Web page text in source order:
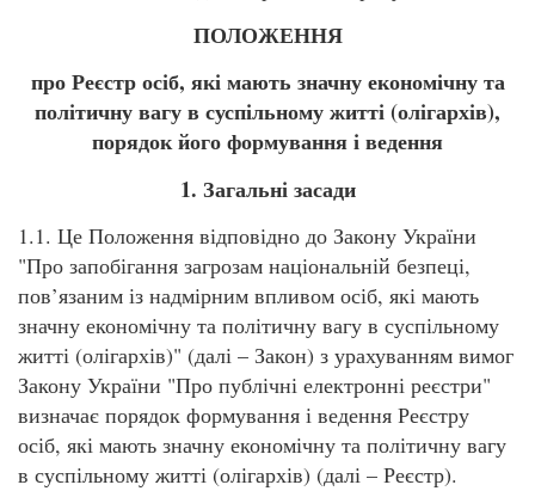
ПОЛОЖЕННЯ
про Реєстр осіб, які мають значну економічну та
політичну вагу в суспільному житті (олігархів),
порядок його формування і ведення
1. Загальні засади
1.1. Це Положення відповідно до Закону України
"Про запобігання загрозам національній безпеці,
пов’язаним із надмірним впливом осіб, які мають
значну економічну та політичну вагу в суспільному
житті (олігархів)" (далі – Закон) з урахуванням вимог
Закону України "Про публічні електронні реєстри"
визначає порядок формування і ведення Реєстру
осіб, які мають значну економічну та політичну вагу
в суспільному житті (олігархів) (далі – Реєстр).